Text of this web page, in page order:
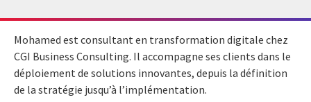
Mohamed est consultant en transformation digitale chez
CGI Business Consulting. Il accompagne ses clients dans le
déploiement de solutions innovantes, depuis la définition
de la stratégie jusqu’à l’implémentation.